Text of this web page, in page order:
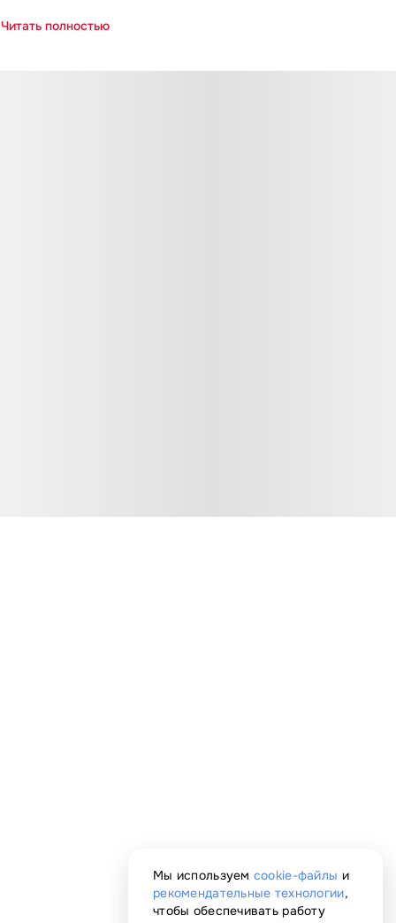
Читать полностью
Мы используем cookie-файлы и
рекомендательные технологии,
чтобы обеспечивать работу